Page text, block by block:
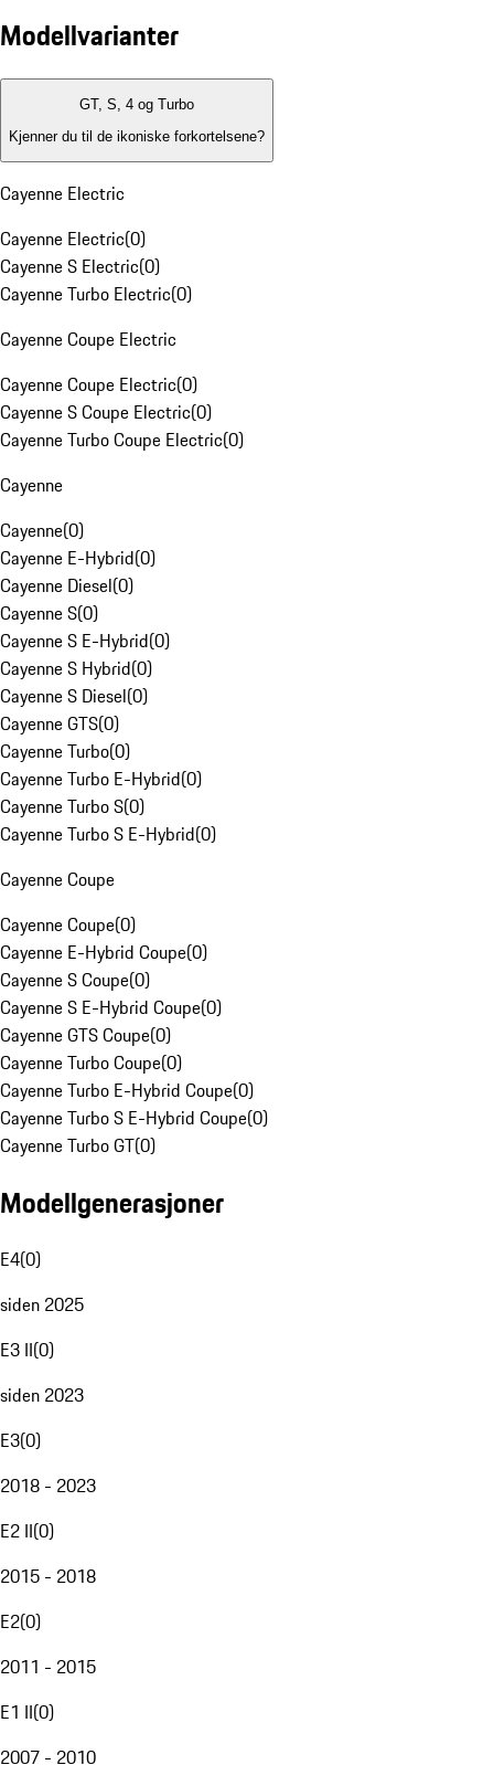
Modellvarianter
GT, S, 4 og Turbo
Kjenner du til de ikoniske forkortelsene?
Cayenne Electric
Cayenne Electric(0)
Cayenne S Electric(0)
Cayenne Turbo Electric(0)
Cayenne Coupe Electric
Cayenne Coupe Electric(0)
Cayenne S Coupe Electric(0)
Cayenne Turbo Coupe Electric(0)
Cayenne
Cayenne(0)
Cayenne E-Hybrid(0)
Cayenne Diesel(0)
Cayenne S(0)
Cayenne S E-Hybrid(0)
Cayenne S Hybrid(0)
Cayenne S Diesel(0)
Cayenne GTS(0)
Cayenne Turbo(0)
Cayenne Turbo E-Hybrid(0)
Cayenne Turbo S(0)
Cayenne Turbo S E-Hybrid(0)
Cayenne Coupe
Cayenne Coupe(0)
Cayenne E-Hybrid Coupe(0)
Cayenne S Coupe(0)
Cayenne S E-Hybrid Coupe(0)
Cayenne GTS Coupe(0)
Cayenne Turbo Coupe(0)
Cayenne Turbo E-Hybrid Coupe(0)
Cayenne Turbo S E-Hybrid Coupe(0)
Cayenne Turbo GT(0)
Modellgenerasjoner
E4(0)
siden 2025
E3 II(0)
siden 2023
E3(0)
2018 - 2023
E2 II(0)
2015 - 2018
E2(0)
2011 - 2015
E1 II(0)
2007 - 2010